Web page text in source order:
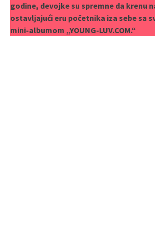
godine, devojke su spremne da krenu
ostavljajući eru početnika iza sebe sa
mini-albumom „YOUNG-LUV.COM.“